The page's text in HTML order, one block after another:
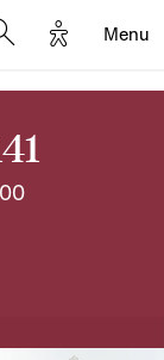
Options
Menu
meetings